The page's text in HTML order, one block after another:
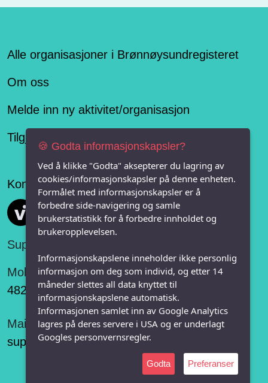
Alle organisasjoner i Brønnøysundregisteret
Om oss
Melde inn ny aktivitet/organisasjon
Tilgjengelighetserklæring
Konseptet er levert av
Vi FRITID
Support:
Mobil:
482 75 848
Mail:
support@vifritid.no
🍪 Godta informasjonskapsler?
Ved å klikke "Godta" aksepterer du lagring av
cookies/informasjonskapsler på denne enheten.
Formålet med informasjonskapsler er å
forbedre side-navigering og samle
brukerstatistikk for å forbedre innholdet og
brukeropplevelsen.
Informasjonskapslene inneholder ikke personlig
informasjon om deg som individ, og etter 14
måneder slettes all data knyttet til
informasjonskapslene automatisk.
Informasjonen samlet inn av Google Analytics
lagres på deres servere i USA og er underlagt
Googles personvernsregler.
Godta Preferanser